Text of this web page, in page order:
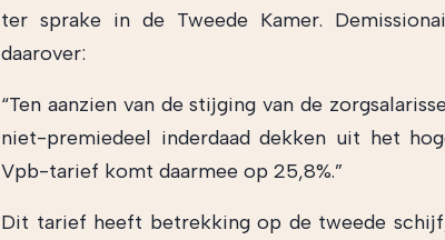
ter sprake in de Tweede Kamer.
daarover:
“Ten aanzien van de stijging van de
niet-premiedeel inderdaad dekken uit het
Vpb-tarief komt daarmee op 25,8%.”
Dit tarief heeft betrekking op de tweede